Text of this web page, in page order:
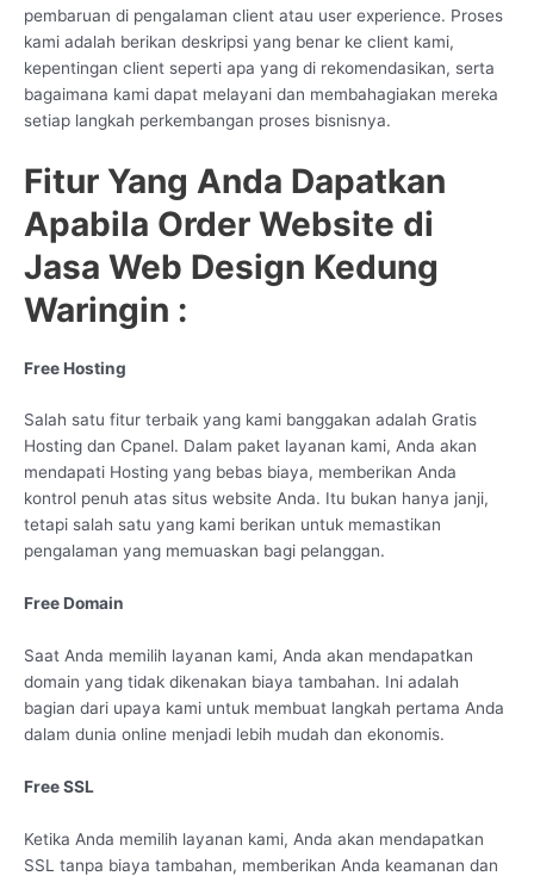
pembaruan di pengalaman client atau user experience. Proses
kami adalah berikan deskripsi yang benar ke client kami,
kepentingan client seperti apa yang di rekomendasikan, serta
bagaimana kami dapat melayani dan membahagiakan mereka
setiap langkah perkembangan proses bisnisnya.
Fitur Yang Anda Dapatkan
Apabila Order Website di
Jasa Web Design Kedung
Waringin :
Free Hosting
Salah satu fitur terbaik yang kami banggakan adalah Gratis
Hosting dan Cpanel. Dalam paket layanan kami, Anda akan
mendapati Hosting yang bebas biaya, memberikan Anda
kontrol penuh atas situs website Anda. Itu bukan hanya janji,
tetapi salah satu yang kami berikan untuk memastikan
pengalaman yang memuaskan bagi pelanggan.
Free Domain
Saat Anda memilih layanan kami, Anda akan mendapatkan
domain yang tidak dikenakan biaya tambahan. Ini adalah
bagian dari upaya kami untuk membuat langkah pertama Anda
dalam dunia online menjadi lebih mudah dan ekonomis.
Free SSL
Ketika Anda memilih layanan kami, Anda akan mendapatkan
SSL tanpa biaya tambahan, memberikan Anda keamanan dan